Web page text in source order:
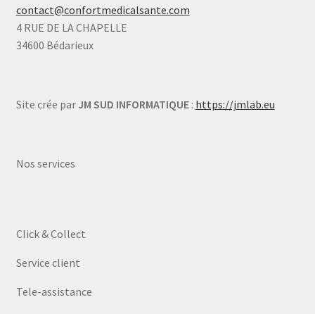
contact@confortmedicalsante.com
4 RUE DE LA CHAPELLE
34600 Bédarieux
Site crée par JM SUD INFORMATIQUE: https://jmlab.eu
Nos services
Click & Collect
Service client
Tele-assistance